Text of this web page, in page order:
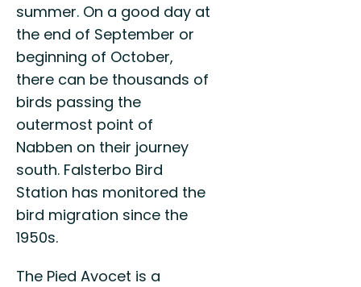
summer. On a good day at
the end of September or
beginning of October,
there can be thousands of
birds passing the
outermost point of
Nabben on their journey
south. Falsterbo Bird
Station has monitored the
bird migration since the
1950s.
The Pied Avocet is a